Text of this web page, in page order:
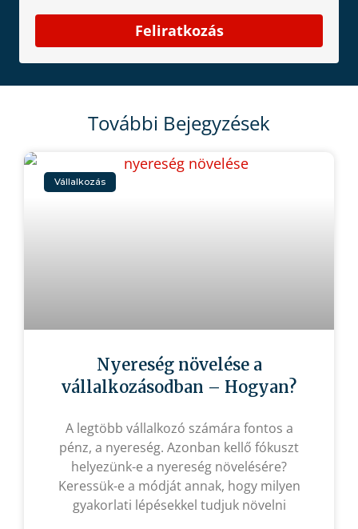
Feliratkozás
További Bejegyzések
Vállalkozás
Nyereség növelése a
vállalkozásodban – Hogyan?
A legtöbb vállalkozó számára fontos a
pénz, a nyereség. Azonban kellő fókuszt
helyezünk-e a nyereség növelésére?
Keressük-e a módját annak, hogy milyen
gyakorlati lépésekkel tudjuk növelni